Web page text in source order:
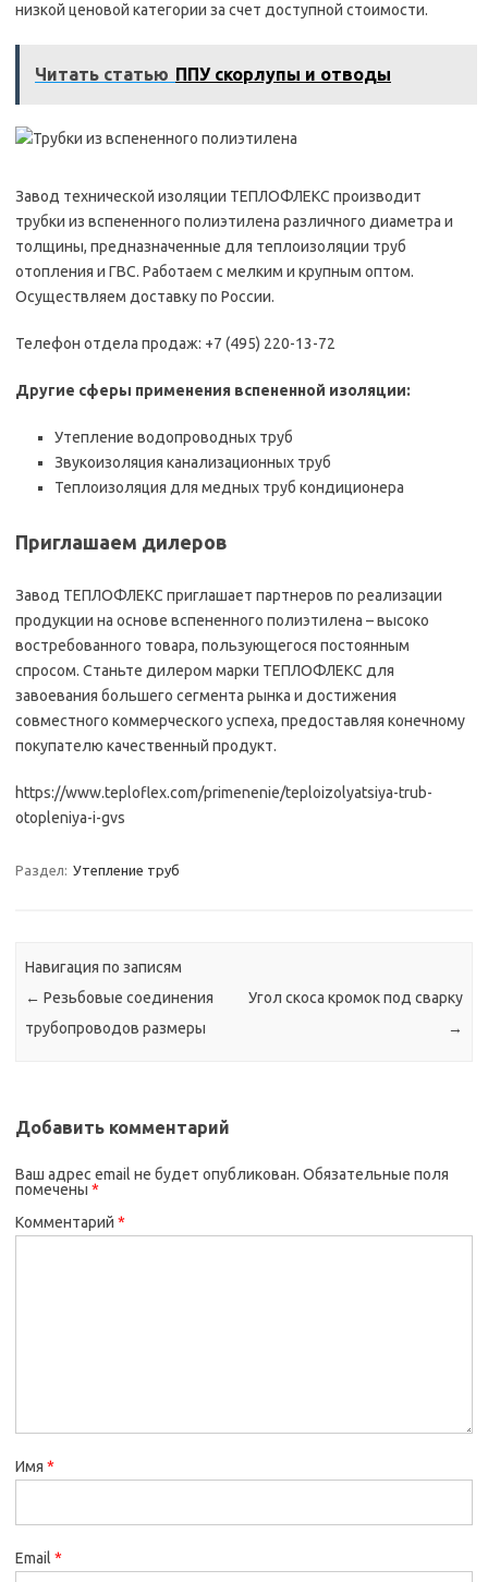
низкой ценовой категории за счет доступной стоимости.
Читать статью ППУ скорлупы и отводы
Завод технической изоляции ТЕПЛОФЛЕКС производит
трубки из вспененного полиэтилена различного диаметра и
толщины, предназначенные для теплоизоляции труб
отопления и ГВС. Работаем с мелким и крупным оптом.
Осуществляем доставку по России.
Телефон отдела продаж: +7 (495) 220-13-72
Другие сферы применения вспененной изоляции:
Утепление водопроводных труб
Звукоизоляция канализационных труб
Теплоизоляция для медных труб кондиционера
Приглашаем дилеров
Завод ТЕПЛОФЛЕКС приглашает партнеров по реализации
продукции на основе вспененного полиэтилена – высоко
востребованного товара, пользующегося постоянным
спросом. Станьте дилером марки ТЕПЛОФЛЕКС для
завоевания большего сегмента рынка и достижения
совместного коммерческого успеха, предоставляя конечному
покупателю качественный продукт.
https://www.teploflex.com/primenenie/teploizolyatsiya-trub-
otopleniya-i-gvs
Раздел: Утепление труб
Навигация по записям
← Резьбовые соединения
трубопроводов размеры
Угол скоса кромок под сварку
→
Добавить комментарий
Ваш адрес email не будет опубликован. Обязательные поля
помечены *
Комментарий *
Имя *
Email *